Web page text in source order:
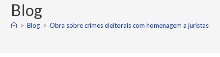
Blog
> Blog > Obra sobre crimes eleitorais com homenagem a juristas